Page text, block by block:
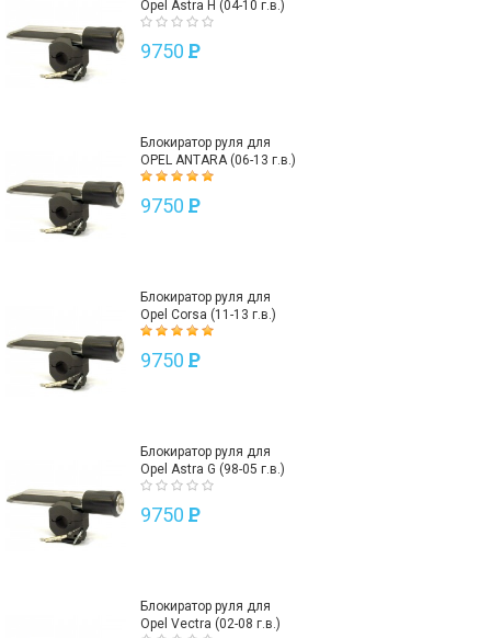
Opel Astra H (04-10 г.в.)
9750 P
Блокиратор руля для
OPEL ANTARA (06-13 г.в.)
9750 P
Блокиратор руля для
Opel Corsa (11-13 г.в.)
9750 P
Блокиратор руля для
Opel Astra G (98-05 г.в.)
9750 P
Блокиратор руля для
Opel Vectra (02-08 г.в.)